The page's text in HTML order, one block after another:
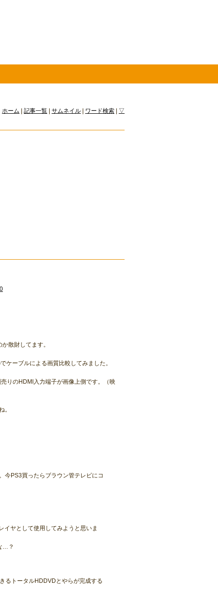
ホーム 記事一覧 サムネイル ワード検索 ▽
散財してます。
ケーブルによる画質比較してみました。
りのHDMI入力端子が画像上側です。（映
。
今PS3買ったらブラウン管テレビにコ
イヤとして使用してみようと思いま
…？
るトータルHDDVDとやらが完成する